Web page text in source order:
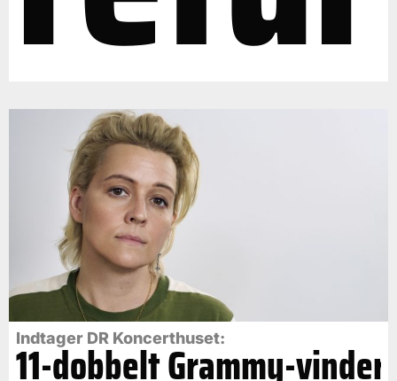
Indtager DR Koncerthuset:
11-dobbelt Grammy-vinder